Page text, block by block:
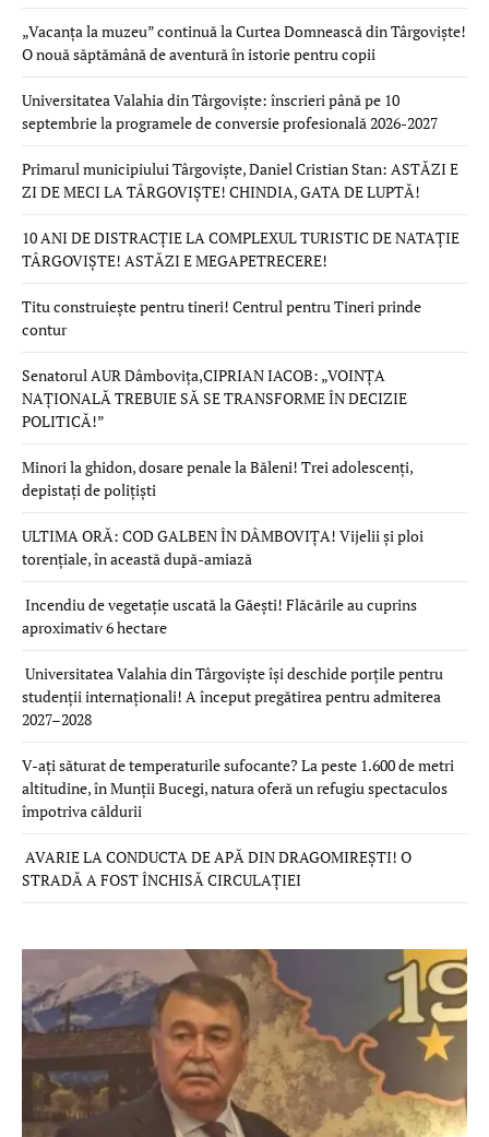
„Vacanța la muzeu” continuă la Curtea Domnească din Târgoviște!
O nouă săptămână de aventură în istorie pentru copii
Universitatea Valahia din Târgoviște: înscrieri până pe 10
septembrie la programele de conversie profesională 2026-2027
Primarul municipiului Târgoviște, Daniel Cristian Stan: ASTĂZI E
ZI DE MECI LA TÂRGOVIȘTE! CHINDIA, GATA DE LUPTĂ!
10 ANI DE DISTRACȚIE LA COMPLEXUL TURISTIC DE NATAȚIE
TÂRGOVIȘTE! ASTĂZI E MEGAPETRECERE!
Titu construiește pentru tineri! Centrul pentru Tineri prinde
contur
Senatorul AUR Dâmbovița,CIPRIAN IACOB: „VOINȚA
NAȚIONALĂ TREBUIE SĂ SE TRANSFORME ÎN DECIZIE
POLITICĂ!”
Minori la ghidon, dosare penale la Băleni! Trei adolescenți,
depistați de polițiști
ULTIMA ORĂ: COD GALBEN ÎN DÂMBOVIȚA! Vijelii și ploi
torențiale, în această după-amiază
Incendiu de vegetație uscată la Găești! Flăcările au cuprins
aproximativ 6 hectare
Universitatea Valahia din Târgoviște își deschide porțile pentru
studenții internaționali! A început pregătirea pentru admiterea
2027–2028
V-ați săturat de temperaturile sufocante? La peste 1.600 de metri
altitudine, în Munții Bucegi, natura oferă un refugiu spectaculos
împotriva căldurii
AVARIE LA CONDUCTA DE APĂ DIN DRAGOMIREȘTI! O
STRADĂ A FOST ÎNCHISĂ CIRCULAȚIEI